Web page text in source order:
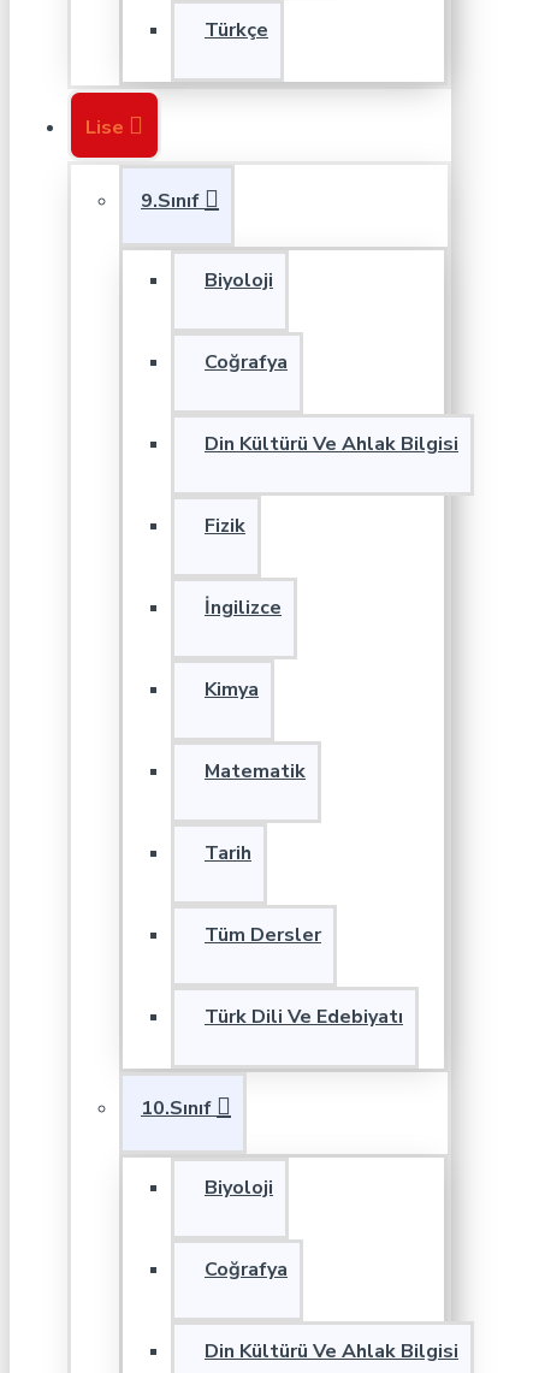
Türkçe
Lise
9.Sınıf
Biyoloji
Coğrafya
Din Kültürü Ve Ahlak Bilgisi
Fizik
İngilizce
Kimya
Matematik
Tarih
Tüm Dersler
Türk Dili Ve Edebiyatı
10.Sınıf
Biyoloji
Coğrafya
Din Kültürü Ve Ahlak Bilgisi